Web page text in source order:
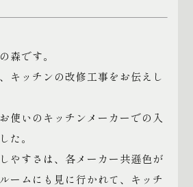
森です。
キッチンの改修工事をお伝えし
使いのキッチンメーカーでの入
た。
やすさは、各メーカー共遜色が
ームにも見に行かれて、キッチ